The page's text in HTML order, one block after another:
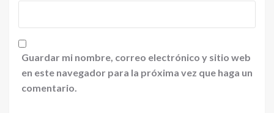
Guardar mi nombre, correo electrónico y sitio web
en este navegador para la próxima vez que haga un
comentario.